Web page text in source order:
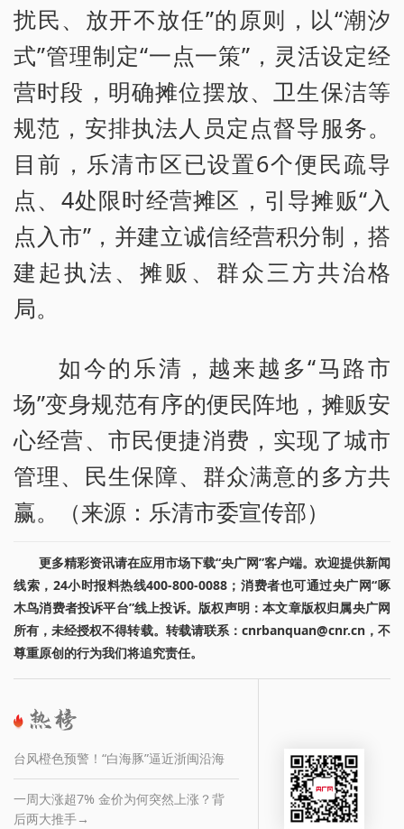
扰民、放开不放任”的原则，以“潮汐
式”管理制定“一点一策”，灵活设定经
营时段，明确摊位摆放、卫生保洁等
规范，安排执法人员定点督导服务。
目前，乐清市区已设置6个便民疏导
点、4处限时经营摊区，引导摊贩“入
点入市”，并建立诚信经营积分制，搭
建起执法、摊贩、群众三方共治格
局。
如今的乐清，越来越多“马路市
场”变身规范有序的便民阵地，摊贩安
心经营、市民便捷消费，实现了城市
管理、民生保障、群众满意的多方共
赢。（来源：乐清市委宣传部）
更多精彩资讯请在应用市场下载“央广网”客户端。欢迎提供新闻
线索，24小时报料热线400-800-0088；消费者也可通过央广网“啄
木鸟消费者投诉平台”线上投诉。版权声明：本文章版权归属央广网
所有，未经授权不得转载。转载请联系：cnrbanquan@cnr.cn，不
尊重原创的行为我们将追究责任。
台风橙色预警！“白海豚”逼近浙闽沿海
一周大涨超7% 金价为何突然上涨？背
后两大推手→